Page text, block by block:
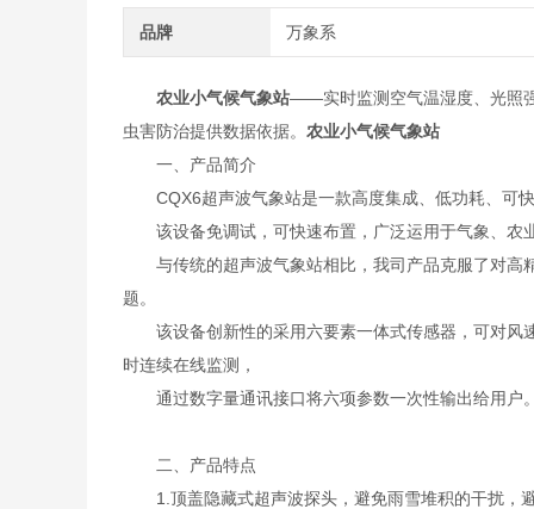
品牌 万象系
农业小气候气象站——实时监测空气温湿度、光照
虫害防治提供数据依据。 农业小气候气象站
一、产品简介
CQX6超声波气象站是一款高度集成、低功耗、可
该设备免调试，可快速布置，广泛运用于气象、农
与传统的超声波气象站相比，我司产品克服了对高
题。
该设备创新性的采用六要素一体式传感器，可对风
时连续在线监测，
通过数字量通讯接口将六项参数一次性输出给用户
二、产品特点
1.顶盖隐藏式超声波探头，避免雨雪堆积的干扰，